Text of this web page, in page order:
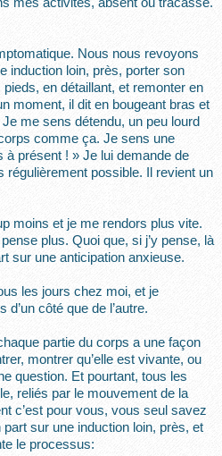
Nous nous revoyons
induction loin, près, porter son
en détaillant, et remonter en
moment, il dit en bougeant bras et
me sens détendu, un peu lourd
comme ça. Je sens une
à présent ! » Je lui demande de
régulièrement possible. Il revient un
moins et je me rendors plus vite.
plus. Quoi que, si j’y pense, là
sur une anticipation anxieuse.
les jours chez moi, et je
côté que de l’autre.
partie du corps a une façon
montrer qu’elle est vivante, ou
question. Et pourtant, tous les
reliés par le mouvement de la
c’est pour vous, vous seul savez
sur une induction loin, près, et
le processus: